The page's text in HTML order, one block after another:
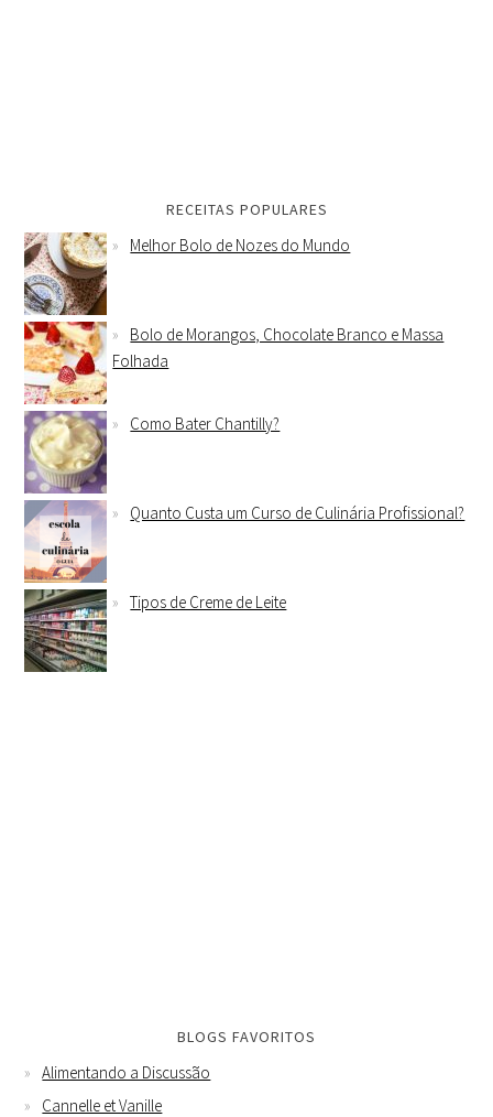
RECEITAS POPULARES
Melhor Bolo de Nozes do Mundo
Bolo de Morangos, Chocolate Branco e Massa
Folhada
Como Bater Chantilly?
Quanto Custa um Curso de Culinária Profissional?
Tipos de Creme de Leite
BLOGS FAVORITOS
Alimentando a Discussão
Cannelle et Vanille